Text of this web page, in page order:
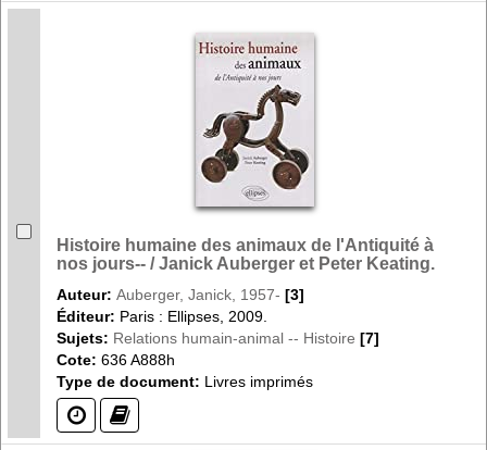
Histoire humaine des animaux de l'Antiquité à
nos jours-- / Janick Auberger et Peter Keating.
Auteur: Auberger, Janick, 1957- [3]
Éditeur: Paris : Ellipses, 2009.
Sujets: Relations humain-animal -- Histoire [7]
Cote: 636 A888h
Type de document: Livres imprimés
(?) (?)